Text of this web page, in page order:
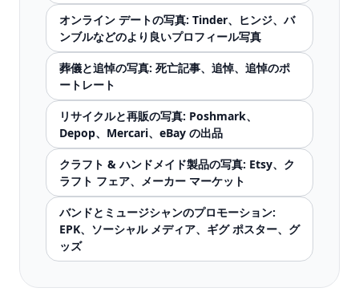
オンライン デートの写真: Tinder、ヒンジ、バ
ンブルなどのより良いプロフィール写真
葬儀と追悼の写真: 死亡記事、追悼、追悼のポ
ートレート
リサイクルと再販の写真: Poshmark、
Depop、Mercari、eBay の出品
クラフト & ハンドメイド製品の写真: Etsy、ク
ラフト フェア、メーカー マーケット
バンドとミュージシャンのプロモーション:
EPK、ソーシャル メディア、ギグ ポスター、グ
ッズ